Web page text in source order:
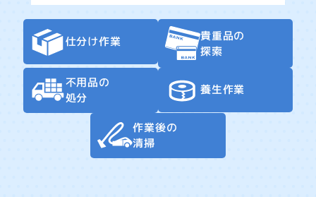
仕分け作業
貴重品の
探索
不用品の
処分
養生作業
作業後の
清掃